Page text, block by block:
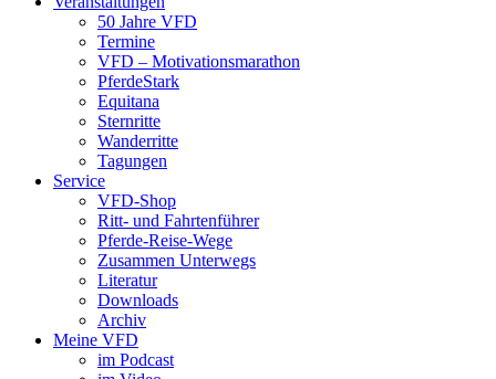
50 Jahre VFD
Termine
VFD – Motivationsmarathon
PferdeStark
Equitana
Sternritte
Wanderritte
Tagungen
Service
VFD-Shop
Ritt- und Fahrtenführer
Pferde-Reise-Wege
Zusammen Unterwegs
Literatur
Downloads
Archiv
Meine VFD
im Podcast